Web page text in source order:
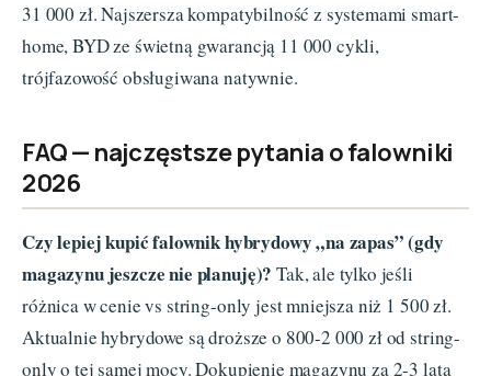
31 000 zł. Najszersza kompatybilność z systemami smart-
home, BYD ze świetną gwarancją 11 000 cykli,
trójfazowość obsługiwana natywnie.
FAQ — najczęstsze pytania o falowniki
2026
Czy lepiej kupić falownik hybrydowy „na zapas” (gdy
magazynu jeszcze nie planuję)? Tak, ale tylko jeśli
różnica w cenie vs string-only jest mniejsza niż 1 500 zł.
Aktualnie hybrydowe są droższe o 800-2 000 zł od string-
only o tej samej mocy. Dokupienie magazynu za 2-3 lata